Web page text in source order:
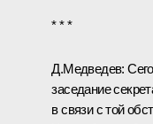
* * *
Д.Медведев:
заседание
в связи с той